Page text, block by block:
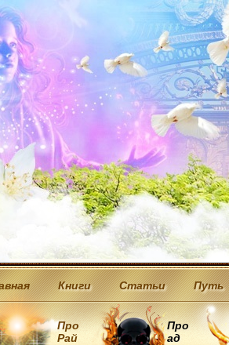
Книги Статьи Путь
Про
Рай
Про
ад